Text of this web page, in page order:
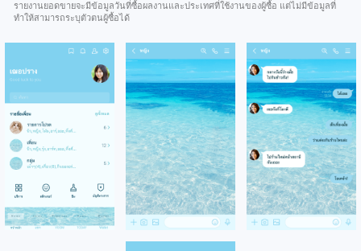
รายงานยอดขายจะมีข้อมูลวันที่ซื้อผลงานและประเทศที่ใช้งานของผู้ซื้อ แต่ไม่มีข้อมูลที่
ทำให้สามารถระบุตัวตนผู้ซื้อได้